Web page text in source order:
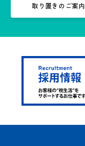
取り置きのご案内